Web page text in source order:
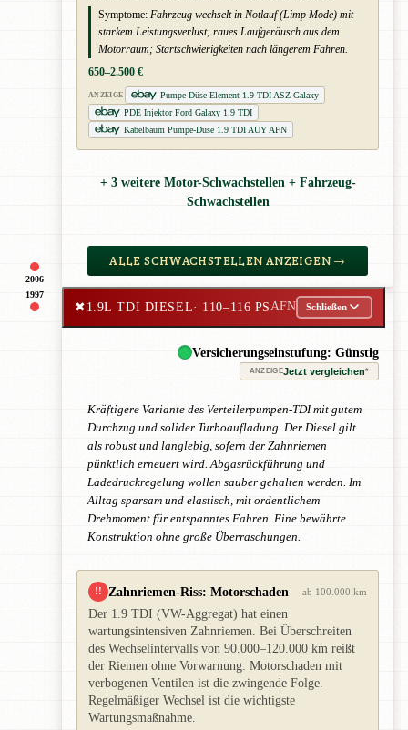
2006
Symptome: Fahrzeug wechselt in Notlauf (Limp Mode) mit
starkem Leistungsverlust; raues Laufgeräusch aus dem
Motorraum; Startschwierigkeiten nach längerem Fahren.
650–2.500 €
ANZEIGE
Pumpe-Düse Element 1.9 TDI ASZ Galaxy
PDE Injektor Ford Galaxy 1.9 TDI
Kabelbaum Pumpe-Düse 1.9 TDI AUY AFN
+ 3 weitere Motor-Schwachstellen + Fahrzeug-
Schwachstellen
ALLE SCHWACHSTELLEN ANZEIGEN →
1997
✖1.9L TDI DIESEL· 110–116 PSAFN Schließen
Versicherungseinstufung: Günstig
ANZEIGEJetzt vergleichen*
Kräftigere Variante des Verteilerpumpen-TDI mit gutem
Durchzug und solider Turboaufladung. Der Diesel gilt
als robust und langlebig, sofern der Zahnriemen
pünktlich erneuert wird. Abgasrückführung und
Ladedruckregelung wollen sauber gehalten werden. Im
Alltag sparsam und elastisch, mit ordentlichem
Drehmoment für entspanntes Fahren. Eine bewährte
Konstruktion ohne große Überraschungen.
!! Zahnriemen-Riss: Motorschaden ab 100.000 km
Der 1.9 TDI (VW-Aggregat) hat einen
wartungsintensiven Zahnriemen. Bei Überschreiten
des Wechselintervalls von 90.000–120.000 km reißt
der Riemen ohne Vorwarnung. Motorschaden mit
verbogenen Ventilen ist die zwingende Folge.
Regelmäßiger Wechsel ist die wichtigste
Wartungsmaßnahme.